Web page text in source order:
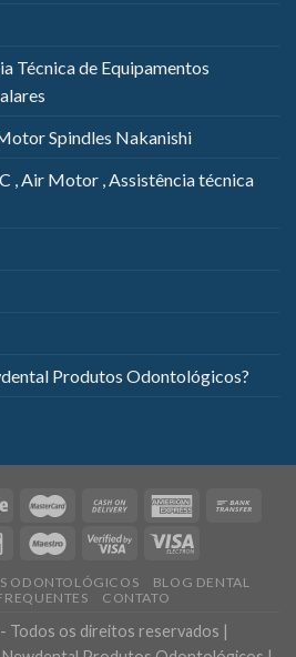
Técnica de Equipamentos
Spindles Nakanishi
, Air Motor , Assistência técnica
Produtos Odontológicos?
ODONTOLÓGICOS
BLOG DENTAL
CONTATO
Todos os direitos reservados |